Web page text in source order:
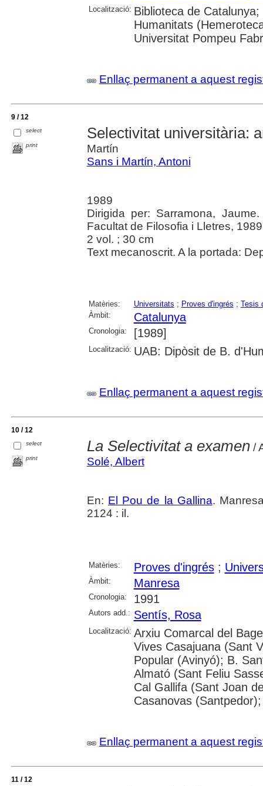
Localització: Biblioteca de
Humanitats
Universitat Pompeu
Enllaç permanent a aquest
9 / 12
select
print
Selectivitat universitària:
Martín
Sans i Martín, Antoni
1989
Dirigida per: Sarramona,
Facultat de Filosofia i Lletres, 1989
2 vol. ; 30 cm
Text mecanoscrit. A la portada:
Matèries: Universitats ; Proves d'ingrés ; Tesis
Àmbit:
Catalunya
Cronologia: [1989]
Localització: UAB: Dipòsit de B.
Enllaç permanent a aquest
10 / 12
select
print
La Selectivitat a examen/
Solé, Albert
En: El Pou de la Gallina.
2124 : il.
Matèries: Proves d'ingrés;
Àmbit: Manresa
Cronologia: 1991
Autors add.: Sentís, Rosa
Localització: Arxiu Comarcal del
Vives Casajuana (Sant
Popular (Avinyó); B.
Almató (Sant Feliu
Cal Gallifa (Sant Joan
Casanovas
Enllaç permanent a aquest
11 / 12